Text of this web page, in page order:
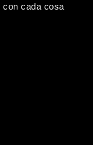
con cada cosa